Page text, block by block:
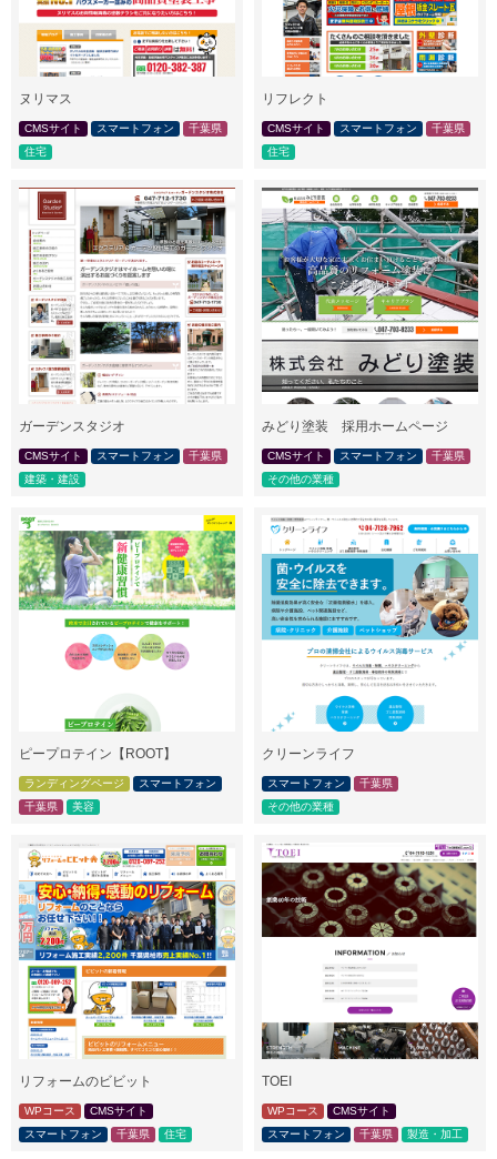
ヌリマス
CMSサイト スマートフォン
千葉県
住宅
リフレクト
CMSサイト スマートフォン
千葉県
住宅
ガーデンスタジオ
CMSサイト スマートフォン
千葉県
建築・建設
みどり塗装 採用ホームページ
CMSサイト スマートフォン
千葉県
その他の業種
ピープロテイン【ROOT】
ランディングページ
スマートフォン
千葉県
美容
クリーンライフ
スマートフォン
千葉県
その他の業種
リフォームのビビット
WPコース
CMSサイト
スマートフォン
千葉県 住宅
TOEI
WPコース
CMSサイト
スマートフォン
千葉県 製造・加工